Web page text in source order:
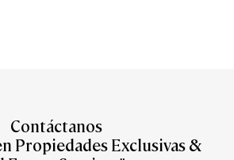
Contáctanos
Propiedades Exclusivas &